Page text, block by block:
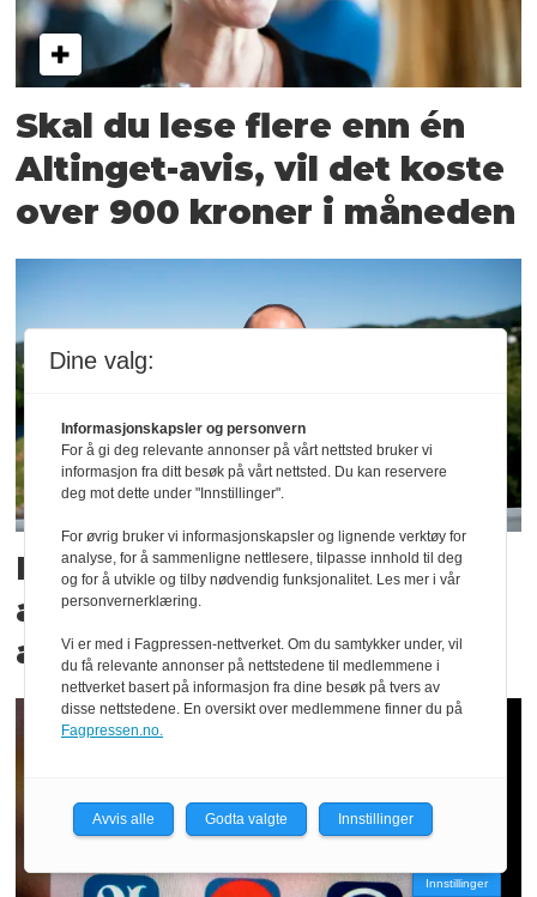
Skal du lese flere enn én
Altinget-avis, vil det koste
over 900 kroner i måneden
Nå går den nye Schibsted-
avisen i Bergen over på
abonnentsløsning
Innstillinger
Dine valg:
Informasjonskapsler og personvern
For å gi deg relevante annonser på vårt nettsted bruker vi
informasjon fra ditt besøk på vårt nettsted. Du kan reservere
deg mot dette under "Innstillinger".
For øvrig bruker vi informasjonskapsler og lignende verktøy for
analyse, for å sammenligne nettlesere, tilpasse innhold til deg
og for å utvikle og tilby nødvendig funksjonalitet. Les mer i vår
personvernerklæring.
Vi er med i Fagpressen-nettverket. Om du samtykker under, vil
du få relevante annonser på nettstedene til medlemmene i
nettverket basert på informasjon fra dine besøk på tvers av
disse nettstedene. En oversikt over medlemmene finner du på
Fagpressen.no.
Avvis alle Godta valgte Innstillinger